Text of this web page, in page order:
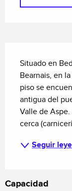
Situado en
Bearnais, en
piso se
antigua del
Valle de Aspe.
cerca
Seguir
Capacidad